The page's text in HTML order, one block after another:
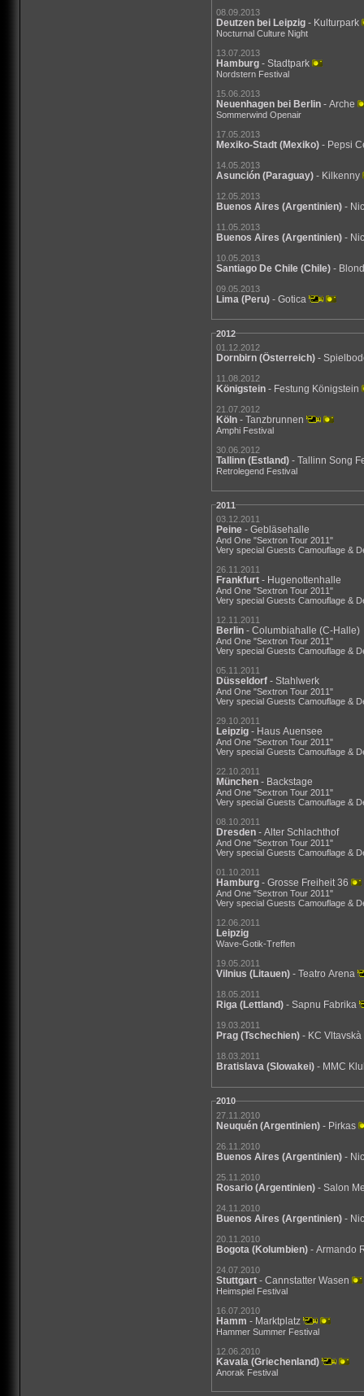
08.09.2013
Deutzen bei Leipzig - Kulturpark
Nocturnal Culture Night
13.07.2013
Hamburg - Stadtpark
Nordstern Festival
15.06.2013
Neuenhagen bei Berlin - Arche
Sommerwind Openair
17.05.2013
Mexiko-Stadt (Mexiko) - Pepsi
14.05.2013
Asunción (Paraguay) - Kilkenny
12.05.2013
Buenos Aires (Argentinien) -
11.05.2013
Buenos Aires (Argentinien) -
10.05.2013
Santiago De Chile (Chile) -
09.05.2013
Lima (Peru) - Gotica
2012
01.12.2012
Dornbirn (Österreich) -
11.08.2012
Königstein - Festung Königstein
21.07.2012
Köln - Tanzbrunnen
Amphi Festival
30.06.2012
Tallinn (Estland) - Tallinn Song
Retrolegend Festival
2011
03.12.2011
Peine - Gebläsehalle
And One "Sextron Tour 2011"
Very special Guests Camouflage &
26.11.2011
Frankfurt - Hugenottenhalle
And One "Sextron Tour 2011"
Very special Guests Camouflage &
12.11.2011
Berlin - Columbiahalle (C-Halle)
And One "Sextron Tour 2011"
Very special Guests Camouflage &
05.11.2011
Düsseldorf - Stahlwerk
And One "Sextron Tour 2011"
Very special Guests Camouflage &
29.10.2011
Leipzig - Haus Auensee
And One "Sextron Tour 2011"
Very special Guests Camouflage &
22.10.2011
München - Backstage
And One "Sextron Tour 2011"
Very special Guests Camouflage &
08.10.2011
Dresden - Alter Schlachthof
And One "Sextron Tour 2011"
Very special Guests Camouflage &
01.10.2011
Hamburg - Grosse Freiheit 36
And One "Sextron Tour 2011"
Very special Guests Camouflage &
12.06.2011
Leipzig
Wave-Gotik-Treffen
19.05.2011
Vilnius (Litauen) - Teatro Arena
18.05.2011
Riga (Lettland) - Sapnu Fabrika
19.03.2011
Prag (Tschechien) - KC Vltavskà
18.03.2011
Bratislava (Slowakei) - MMC
2010
27.11.2010
Neuquén (Argentinien) - Pirkas
26.11.2010
Buenos Aires (Argentinien) -
25.11.2010
Rosario (Argentinien) - Salon
24.11.2010
Buenos Aires (Argentinien) -
20.11.2010
Bogota (Kolumbien) - Armando
24.07.2010
Stuttgart - Cannstatter Wasen
Heimspiel Festival
16.07.2010
Hamm - Marktplatz
Hammer Summer Festival
12.06.2010
Kavala (Griechenland)
Anorak Festival